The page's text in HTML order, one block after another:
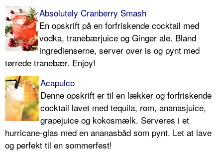
Absolutely Cranberry Smash
En opskrift på en forfriskende cocktail med
vodka, tranebærjuice og Ginger ale. Bland
ingredienserne, server over is og pynt med
tørrede tranebær. Enjoy!
Acapulco
Denne opskrift er til en lækker og forfriskende
cocktail lavet med tequila, rom, ananasjuice,
grapejuice og kokosmælk. Serveres i et
hurricane-glas med en ananasbåd som pynt. Let at lave
og perfekt til en sommerfest!